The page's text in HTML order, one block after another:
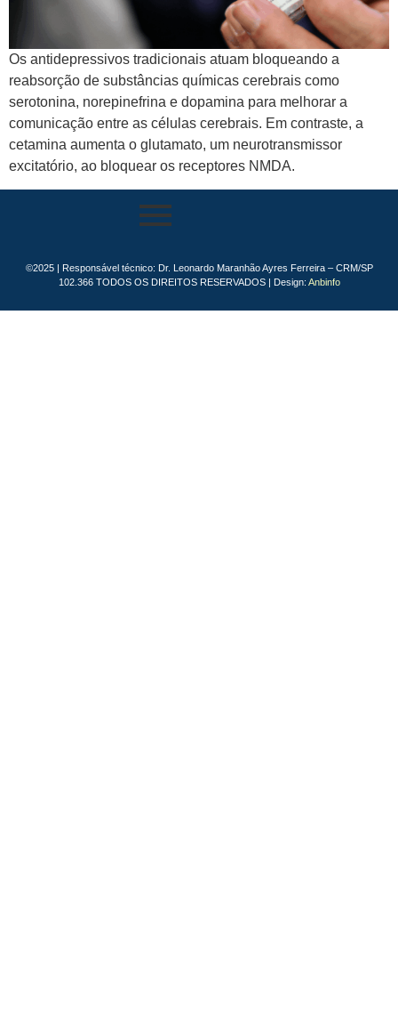
Os antidepressivos tradicionais atuam bloqueando a
reabsorção de substâncias químicas cerebrais como
serotonina, norepinefrina e dopamina para melhorar a
comunicação entre as células cerebrais. Em contraste, a
cetamina aumenta o glutamato, um neurotransmissor
excitatório, ao bloquear os receptores NMDA.
©2025 | Responsável técnico: Dr. Leonardo Maranhão Ayres Ferreira – CRM/SP
102.366 TODOS OS DIREITOS RESERVADOS | Design: Anbinfo